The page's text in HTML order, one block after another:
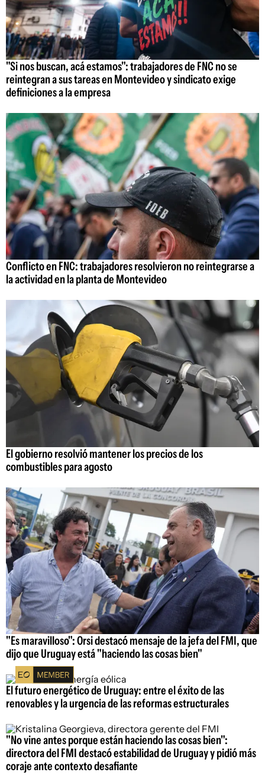
"Si nos buscan, acá estamos": trabajadores de FNC no se
reintegran a sus tareas en Montevideo y sindicato exige
definiciones a la empresa
Conflicto en FNC: trabajadores resolvieron no reintegrarse a
la actividad en la planta de Montevideo
El gobierno resolvió mantener los precios de los
combustibles para agosto
"Es maravilloso": Orsi destacó mensaje de la jefa del FMI, que
dijo que Uruguay está "haciendo las cosas bien"
El futuro energético de Uruguay: entre el éxito de las
renovables y la urgencia de las reformas estructurales
"No vine antes porque están haciendo las cosas bien":
directora del FMI destacó estabilidad de Uruguay y pidió más
coraje ante contexto desafiante